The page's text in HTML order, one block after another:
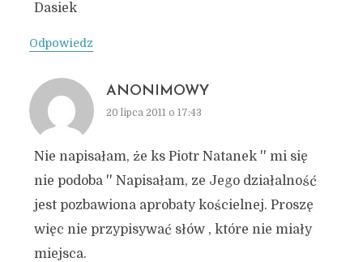
Dasiek
Odpowiedz
ANONIMOWY
20 lipca 2011 o 17:43
Nie napisałam, że ks Piotr Natanek '' mi się
nie podoba '' Napisałam, ze Jego działalność
jest pozbawiona aprobaty kościelnej. Proszę
więc nie przypisywać słów , które nie miały
miejsca.